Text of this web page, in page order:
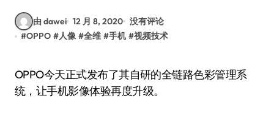
由 dawei 12 月 8, 2020 没有评论
#OPPO #人像 #全维 #手机 #视频技术
OPPO今天正式发布了其自研的全链路色彩管理系
统，让手机影像体验再度升级。